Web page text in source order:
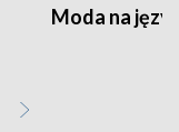
Moda na